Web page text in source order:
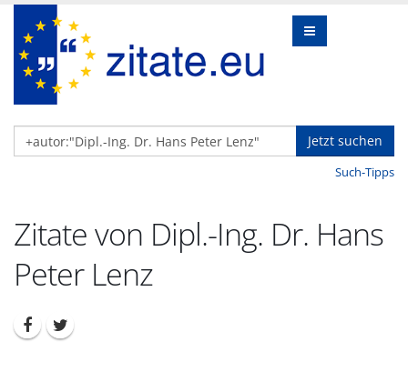
Jetzt suchen
Such-Tipps
Zitate von Dipl.-Ing. Dr. Hans
Peter Lenz